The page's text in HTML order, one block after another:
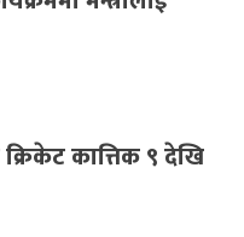
कात्तिक ९ देखि